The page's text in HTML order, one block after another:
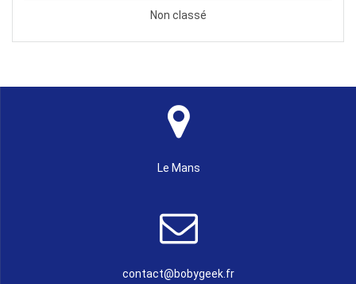
Non classé
Le Mans
contact@bobygeek.fr